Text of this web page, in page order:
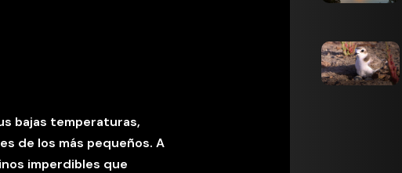
bajas temperaturas,
de los más pequeños. A
imperdibles que